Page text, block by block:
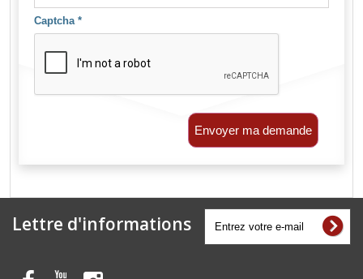
Captcha *
Envoyer ma demande
Lettre d'informations